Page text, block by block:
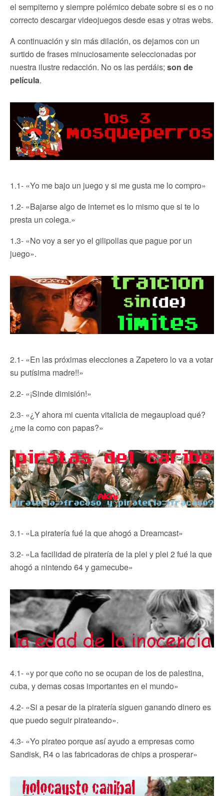
el sempiterno y siempre polémico debate sobre si es o no
correcto descargar videojuegos desde esas y otras webs.
A continuación y sin más dilación, os dejamos con un
surtido de frases minuciosamente seleccionadas por
nuestra ilustre redacción. No os las perdáis; son de
película.
1.1- «Yo me bajo un juego y si me gusta me lo compro»
1.2- «Bajarse algo de internet es lo mismo que si te lo
presta un colega.»
1.3- «No voy a ser yo el gilipollas que pague por un
juego».
2.1- «En las próximas elecciones a Zapetero lo va a votar
su putísima madre!!»
2.2- «¡Sinde dimisión!»
2.3- «¿Y ahora mi cuenta vitalicia de megaupload qué?
¿me la como con papas?»
3.1- «La piratería fué la que ahogó a Dreamcast»
3.2- «La facilidad de piratería de la plei y plei 2 fué la que
ahogó a nintendo 64 y gamecube»
4.1- «y por que coño no se ocupan de los de palestina,
cuba, y demas cosas importantes en el mundo»
4.2- «Si a pesar de la piratería siguen ganando dinero es
que puedo seguir pirateando».
4.3- «Yo pirateo porque así ayudo a empresas como
Sandisk, R4 o las fabricadoras de chips a prosperar»